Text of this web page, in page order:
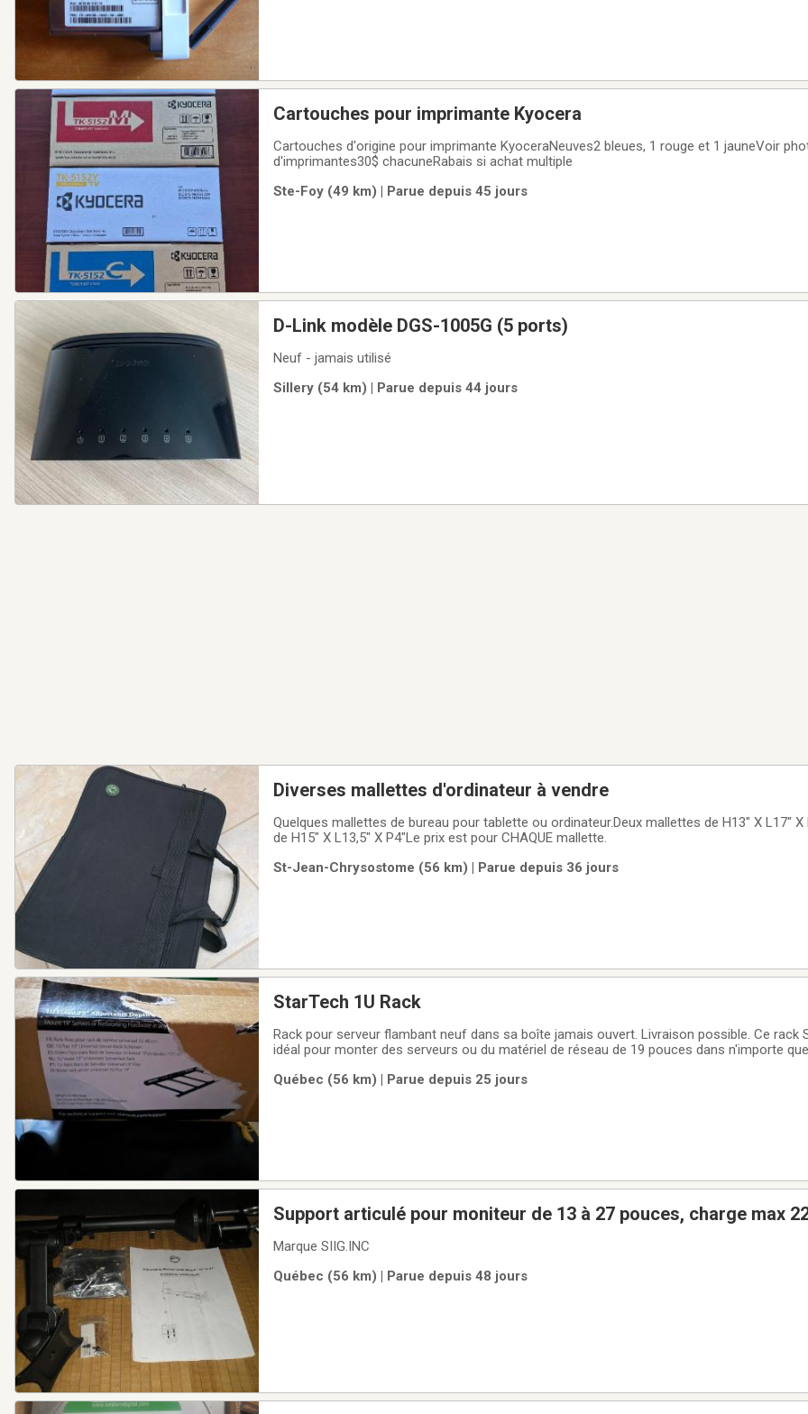
Cartouches pour imprimante Kyocera
Cartouches d'origine pour imprimante KyoceraNeuves2 bleues, 1 rouge et 1 jauneVoir
d'imprimantes30$ chacuneRabais si achat multiple
Ste-Foy (49 km) | Parue depuis 45 jours
D-Link modèle DGS-1005G (5 ports)
Neuf - jamais utilisé
Sillery (54 km) | Parue depuis 44 jours
Diverses mallettes d'ordinateur à vendre
Quelques mallettes de bureau pour tablette ou ordinateur.Deux mallettes de H13" X L17" X
de H15" X L13,5" X P4"Le prix est pour CHAQUE mallette.
St-Jean-Chrysostome (56 km) | Parue depuis 36 jours
StarTech 1U Rack
Rack pour serveur flambant neuf dans sa boîte jamais ouvert. Livraison possible. Ce rack
idéal pour monter des serveurs ou du matériel de réseau de 19 pouces dans n'importe
réglable pour s'adapter à
Québec (56 km) | Parue depuis 25 jours
Support articulé pour moniteur de 13 à 27 pouces, charge max
Marque SIIG.INC
Québec (56 km) | Parue depuis 48 jours